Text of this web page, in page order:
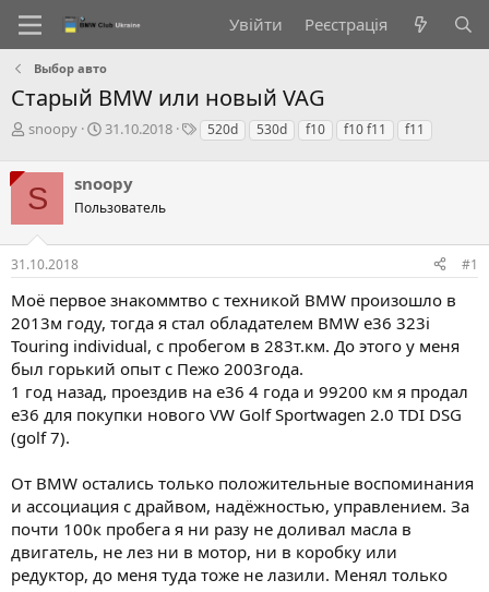
Увійти Реєстрація
Выбор авто
Старый BMW или новый VAG
А
о
р
т
е
м
и
snoopy
Д
а
с
в
р
е
н
н
я
31.10.2018
Т520d 530d f10 f10 f11 f11
S snoopy
Пользователь
31.10.2018 #1
Моё первое знакоммтво с техникой BMW произошло в
2013м году, тогда я стал обладателем BMW e36 323i
Touring individual, с пробегом в 283т.км. До этого у меня
был горький опыт с Пежо 2003года.
1 год назад, проездив на е36 4 года и 99200 км я продал
е36 для покупки нового VW Golf Sportwagen 2.0 TDI DSG
(golf 7).
От BMW остались только положительные воспоминания
и ассоциация с драйвом, надёжностью, управлением. За
почти 100к пробега я ни разу не доливал масла в
двигатель, не лез ни в мотор, ни в коробку или
редуктор, до меня туда тоже не лазили. Менял только